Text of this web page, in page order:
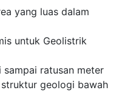
yang luas dalam
untuk Geolistrik
ratusan meter
geologi bawah